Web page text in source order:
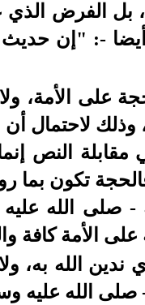
بل الفرض الذي
-: "إن
على الأمة،
لاحتمال
النص
تكون بما
صلى الله
الأمة كافة
الله به،
الله عليه